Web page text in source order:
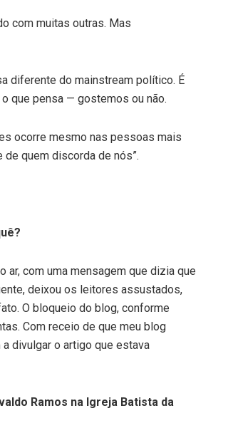
com muitas outras. Mas
diferente do mainstream político. É
que pensa — gostemos ou não.
ocorre mesmo nas pessoas mais
quem discorda de nós”.
ar, com uma mensagem que dizia que
deixou os leitores assustados,
O bloqueio do blog, conforme
Com receio de que meu blog
divulgar o artigo que estava
Ramos na Igreja Batista da